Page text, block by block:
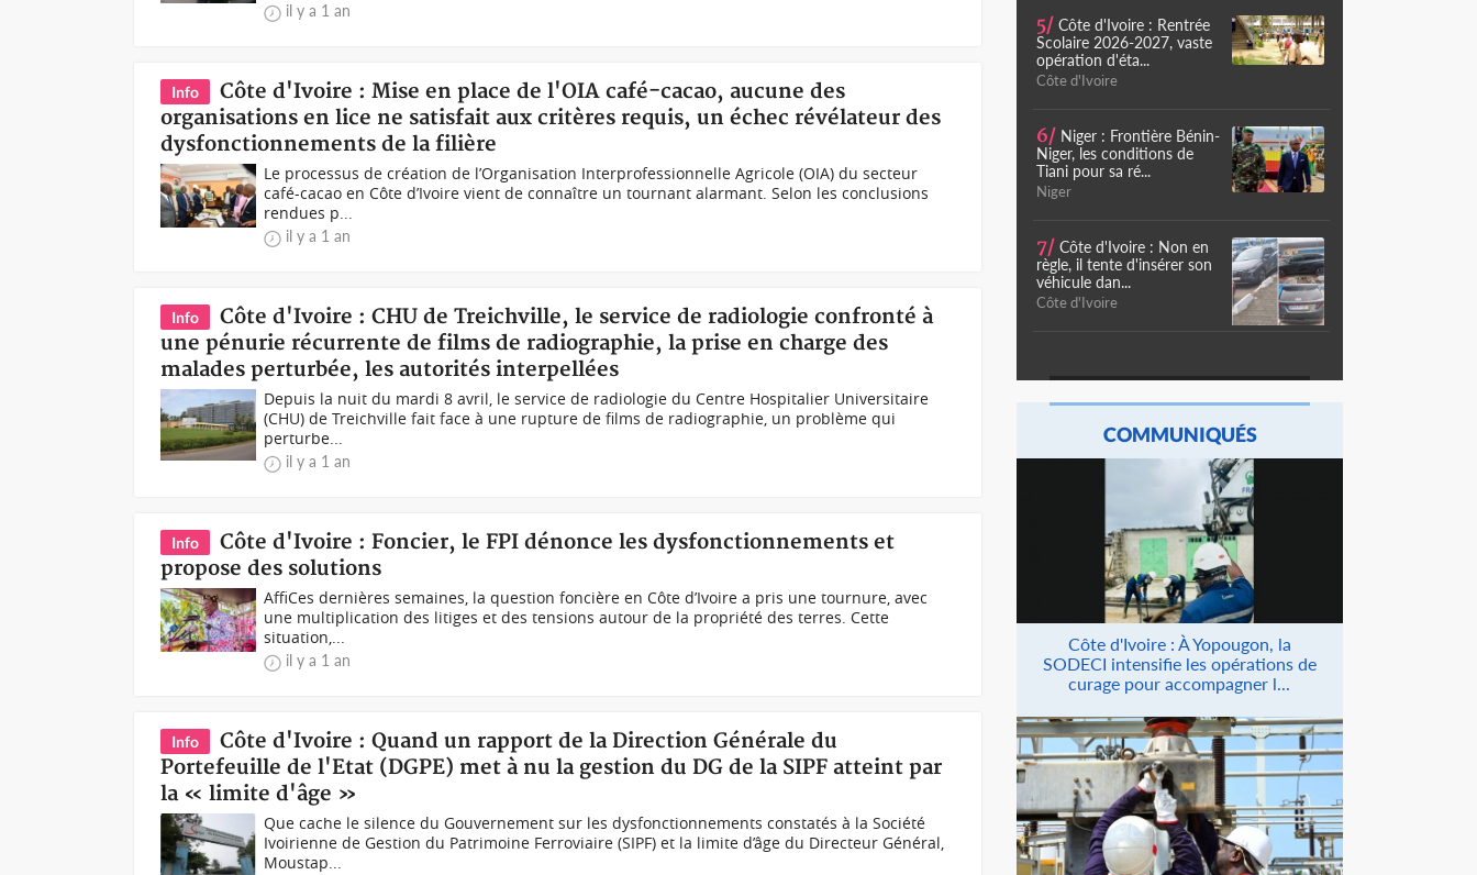
il y a 1 an
Info
Côte d'Ivoire : Mise en place de l'OIA café-cacao, aucune des
organisations en lice ne satisfait aux critères requis, un échec révélateur des
dysfonctionnements de la filière
Le processus de création de l’Organisation Interprofessionnelle Agricole (OIA) du secteur
café-cacao en Côte d’Ivoire vient de connaître un tournant alarmant. Selon les conclusions
rendues p...
il y a 1 an
Info
Côte d'Ivoire : CHU de Treichville, le service de radiologie confronté à
une pénurie récurrente de films de radiographie, la prise en charge des
malades perturbée, les autorités interpellées
Depuis la nuit du mardi 8 avril, le service de radiologie du Centre Hospitalier Universitaire
(CHU) de Treichville fait face à une rupture de films de radiographie, un problème qui
perturbe...
il y a 1 an
Info
Côte d'Ivoire : Foncier, le FPI dénonce les dysfonctionnements et
propose des solutions
AffiCes dernières semaines, la question foncière en Côte d’Ivoire a pris une tournure, avec
une multiplication des litiges et des tensions autour de la propriété des terres. Cette
situation,...
il y a 1 an
Info
Côte d'Ivoire : Quand un rapport de la Direction Générale du
Portefeuille de l'Etat (DGPE) met à nu la gestion du DG de la SIPF atteint par
la « limite d'âge »
Que cache le silence du Gouvernement sur les dysfonctionnements constatés à la Société
Ivoirienne de Gestion du Patrimoine Ferroviaire (SIPF) et la limite d’âge du Directeur Général,
Moustap...
5/ Côte d'Ivoire : Rentrée
Scolaire 2026-2027, vaste
opération d'éta...
Côte d'Ivoire
6/ Niger : Frontière Bénin-
Niger, les conditions de
Tiani pour sa ré...
Niger
7/ Côte d'Ivoire : Non en
règle, il tente d'insérer son
véhicule dan...
Côte d'Ivoire
COMMUNIQUÉS
Côte d'Ivoire : À Yopougon, la
SODECI intensifie les opérations de
curage pour accompagner l...